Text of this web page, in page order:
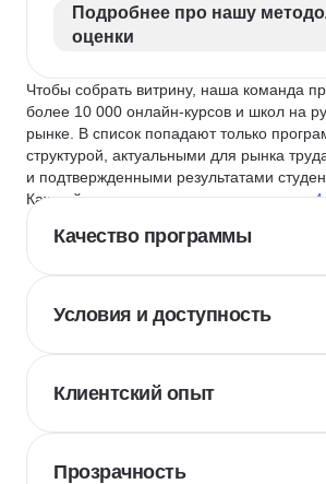
Подробнее про нашу
оценки
Чтобы собрать витрину, наша команда
более 10 000 онлайн-курсов и школ на
рынке. В список попадают только
структурой, актуальными для рынка
и подтвержденными результатами
Каждый курс и школу мы оцениваем по
Качество программы
Условия и доступность
Клиентский опыт
Прозрачность